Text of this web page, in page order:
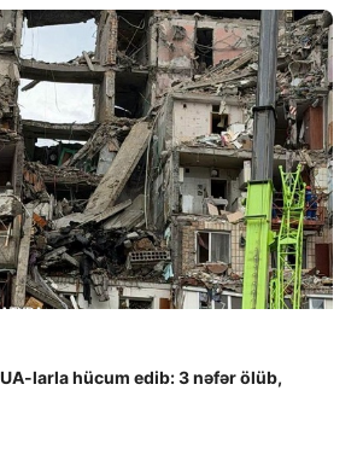
larla hücum edib: 3 nəfər ölüb,